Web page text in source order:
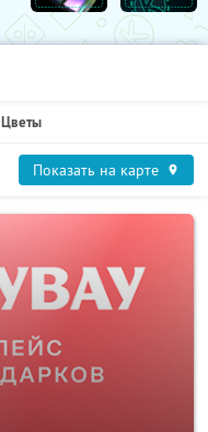
Цветы
Показать на карте